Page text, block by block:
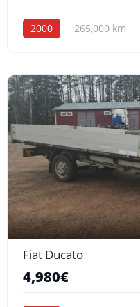
2000 265,000 km
Fiat Ducato
4,980€